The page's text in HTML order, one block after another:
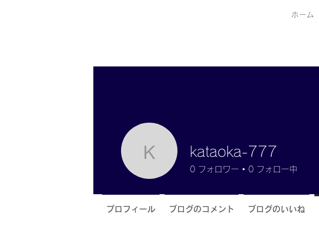
ホーム
kataoka-777
kataoka-777
0 フォロワー 0 フォロー中
プロフィール ブログのコメント ブログのいいね